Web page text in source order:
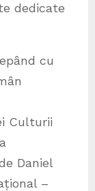
dedicate
cu
Culturii
Daniel
–